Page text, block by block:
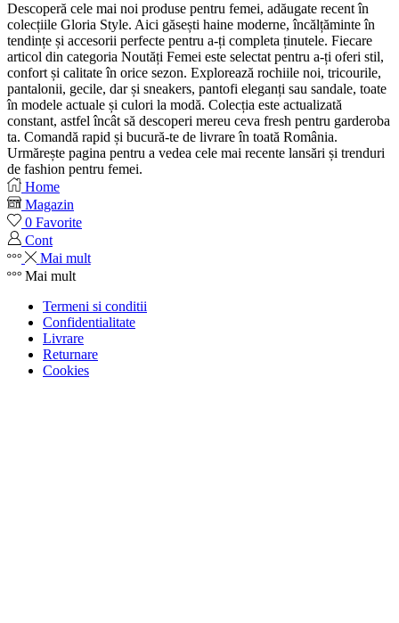
Descoperă cele mai noi produse pentru femei, adăugate recent în
colecțiile Gloria Style. Aici găsești haine moderne, încălțăminte în
tendințe și accesorii perfecte pentru a-ți completa ținutele. Fiecare
articol din categoria Noutăți Femei este selectat pentru a-ți oferi stil,
confort și calitate în orice sezon. Explorează rochiile noi, tricourile,
pantalonii, gecile, dar și sneakers, pantofi eleganți sau sandale, toate
în modele actuale și culori la modă. Colecția este actualizată
constant, astfel încât să descoperi mereu ceva fresh pentru garderoba
ta. Comandă rapid și bucură-te de livrare în toată România.
Urmărește pagina pentru a vedea cele mai recente lansări și trenduri
de fashion pentru femei.
Home
Magazin
0 Favorite
Cont
Mai mult
Mai mult
Termeni si conditii
Confidentialitate
Livrare
Returnare
Cookies